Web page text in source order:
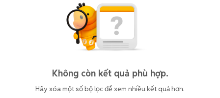
Không còn kết quả phù hợp.
Hãy xóa một số bộ lọc để xem nhiều kết quả hơn.